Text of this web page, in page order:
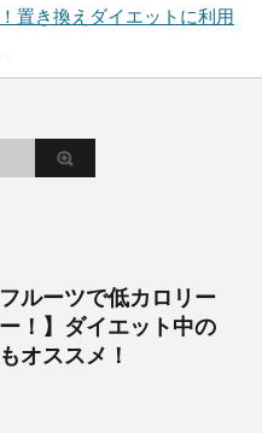
置き換えダイエットに利用
フルーツで低カロリー
！】ダイエット中の
オススメ！